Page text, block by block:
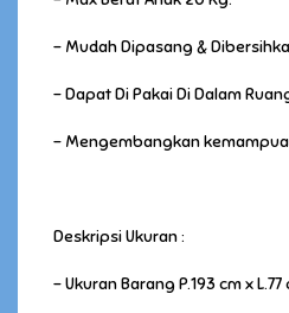
- Mudah Dipasang &
- Dapat Di Pakai Di Dalam
- Mengembangkan
Deskripsi Ukuran :
- Ukuran Barang P.193 cm x L.77